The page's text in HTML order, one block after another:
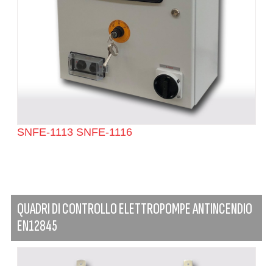
SNFE-1113 SNFE-1116
QUADRI DI CONTROLLO ELETTROPOMPE ANTINCENDIO
EN12845